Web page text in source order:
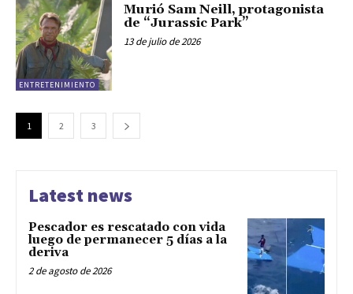
ENTRETENIMIENTO
Murió Sam Neill, protagonista
de “Jurassic Park”
13 de julio de 2026
1 2 3
Latest news
Pescador es rescatado con vida
luego de permanecer 5 días a la
deriva
2 de agosto de 2026